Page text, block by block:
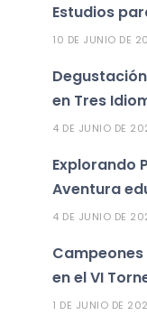
Estudios
10 DE JUNIO DE
en Tres
4 DE JUNIO DE
Explorando
Aventura
4 DE JUNIO DE
Campeones
en el VI
1 DE JUNIO DE